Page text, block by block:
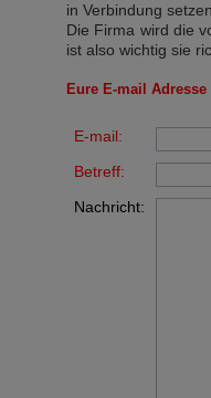
in Verbindung setzen.
Die Firma wird die
ist also wichtig sie
Eure E-mail
E-mail:
Betreff:
Nachricht: